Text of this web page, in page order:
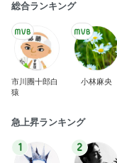
総合ランキング
市川團十郎白
猿
小林麻央
急上昇ランキング
1 2